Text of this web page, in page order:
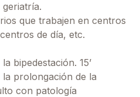
que trabajen en centros
de día, etc.
bipedestación. 15’
prolongación de la
con patología